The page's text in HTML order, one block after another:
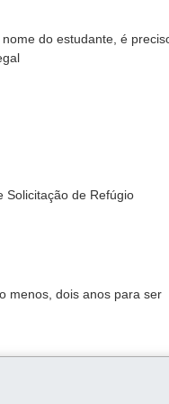
do estudante, é
Solicitação de Refúgio
menos, dois anos para ser